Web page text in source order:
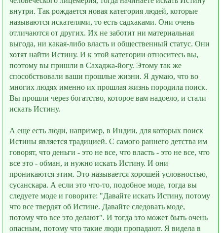
внутри. Так рождается новая категория людей, которые
называются искателями, то есть садхаками. Они очень
отличаются от других. Их не заботит ни материальная
выгода, ни какая-либо власть и общественный статус. Они
хотят найти Истину. И к этой категории относитесь вы,
поэтому вы пришли в Сахаджа-йогу. Этому так же
способствовали ваши прошлые жизни. Я думаю, что во
многих людях именно их прошлая жизнь породила поиск.
Вы прошли через богатство, которое вам надоело, и стали
искать Истину.
А ещe есть люди, например, в Индии, для которых поиск
Истины является традицией. С самого раннего детства им
говорят, что деньги - это не всe, что власть - это не всe, что
всe это - обман, и нужно искать Истину. И они
проникаются этим. Это называется хорошей условностью,
сусанскара. А если это что-то, подобное моде, тогда вы
следуете моде и говорите: "Давайте искать Истину, потому
что все твердят об Истине. Давайте следовать моде,
потому что все это делают". И тогда это может быть очень
опасным, потому что такие люди пропадают. Я видела в